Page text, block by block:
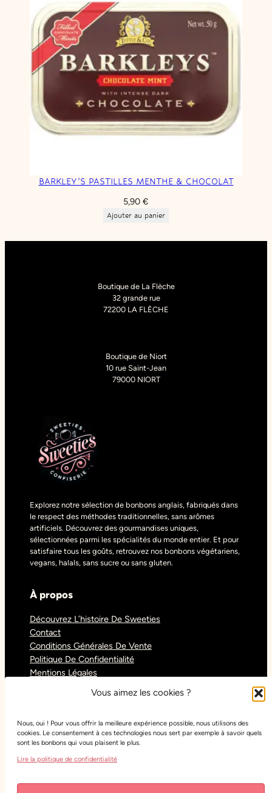
Vous aimez les cookies ?
Nous, oui ! Pour vous offrir la meilleure expérience possible, nous utilisons des
cookies. Le consentement à ces technologies nous sert par exemple à savoir quels
sont les bonbons qui vous plaisent le plus.
Lire la politique de confidentialité
BARKLEY’S PASTILLES MENTHE & CHOCOLAT
5,90 €
Ajouter au panier
Boutique de La Flèche
32 grande rue
72200 LA FLÈCHE
Boutique de Niort
10 rue Saint-Jean
79000 NIORT
Explorez notre sélection de bonbons anglais, fabriqués dans
le respect des méthodes traditionnelles, sans arômes
artificiels. Découvrez des gourmandises uniques,
sélectionnées parmi les spécialités du monde entier. Et pour
satisfaire tous les goûts, retrouvez nos bonbons végétariens,
vegans, halals, sans sucre ou sans gluten.
À propos
Découvrez L’histoire De Sweeties
Contact
Conditions Générales De Vente
Politique De Confidentialité
Mentions Légales
Réseaux sociaux
Instagram